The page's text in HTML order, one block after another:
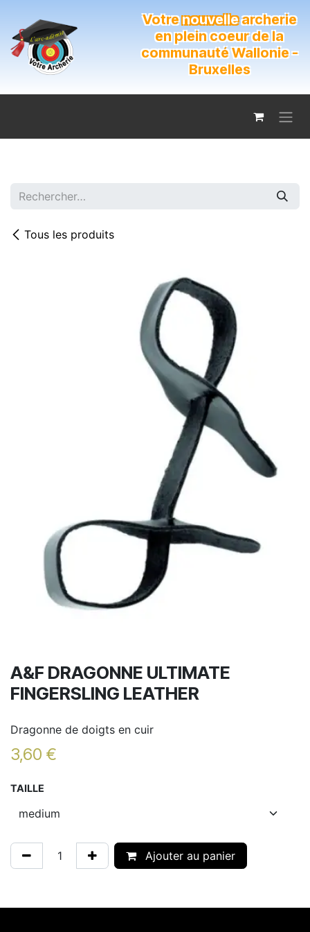
Votrenouvellearcherie
en plein coeur de la
communauté Wallonie -
Bruxelles
Tous les produits
A&F DRAGONNE ULTIMATE
FINGERSLING LEATHER
Dragonne de doigts en cuir
3,60 €
TAILLE
Ajouter au panier